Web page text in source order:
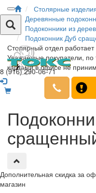
8 (916) 290-06-71
Столярные
Деревянные
Подоконники из
Подоконник Дуб
Столярный отдел
Уважаемые покупатели,
картами в офисе не
Дополнительная скидка за
магазин